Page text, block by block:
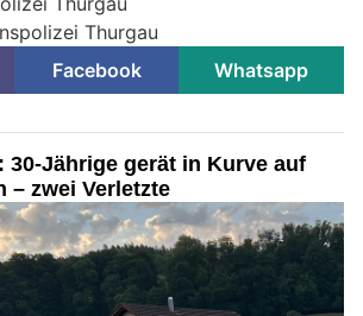
Thurgau
Facebook Whatsapp
30-Jährige gerät in Kurve auf
– zwei Verletzte